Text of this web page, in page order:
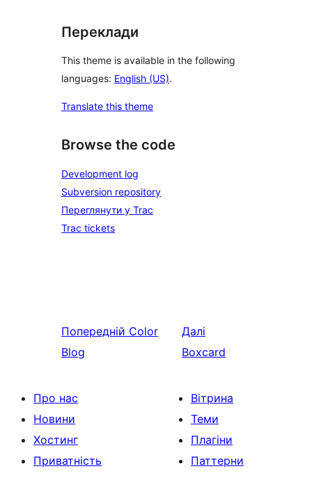
Переклади
This theme is available in the following
languages: English (US).
Translate this theme
Browse the code
Development log
Subversion repository
Переглянути у Trac
Trac tickets
Попередній Color
Blog
Далі
Boxcard
Про нас
Новини
Хостинг
Приватність
Вітрина
Теми
Плагіни
Паттерни